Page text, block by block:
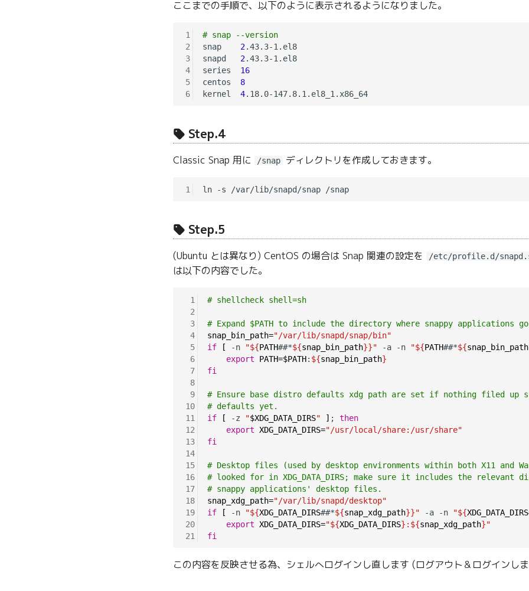
ここまでの手順で、以下のように表示されるようになりました。
1
2
3
4
5
6
# snap --version
snap 2.43.3-1.el8
snapd 2.43.3-1.el8
series 16
centos 8
kernel 4 .18.0-147.8.1.el8_1.x86_64
Step.4
Classic Snap 用に /snap ディレクトリを作成しておきます。
1 ln -s /var/lib/snapd/snap /snap
Step.5
(Ubuntu とは異なり) CentOS の場合は Snap 関連の設定を /etc/profile.d/
は以下の内容でした。
1
2
3
4
5
6
7
8
9
10
11
12
13
14
15
16
17
18
19
20
21
# shellcheck shell=sh
# Expand $PATH to include the directory where snappy applications
snap_bin_path="/var/lib/snapd/snap/bin"
if
[ -n "${PATH##*${snap_bin_path}}" -a -n "${PATH##*${snap_bin_path
export
PATH=$PATH: ${snap_bin_path}
fi
# Ensure base distro defaults xdg path are set if nothing filed up
# defaults yet.
if
[ -z "$XDG_DATA_DIRS" ] ; then
export XDG_DATA_DIRS="/usr/local/share:/usr/share"
fi
# Desktop files (used by desktop environments within both X11 and
# looked for in XDG_DATA_DIRS; make sure it includes the relevant
# snappy applications' desktop files.
snap_xdg_path="/var/lib/snapd/desktop"
if
[ -n "${XDG_DATA_DIRS##*${snap_xdg_path}}" -a -n "${XDG_DATA_DIRS
export XDG_DATA_DIRS="${XDG_DATA_DIRS}:${snap_xdg_path}"
fi
この内容を反映させる為、シェルへログインし直します (ログアウト＆ログインし